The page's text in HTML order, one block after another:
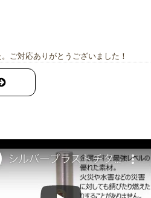
ご対応ありがとうございました！